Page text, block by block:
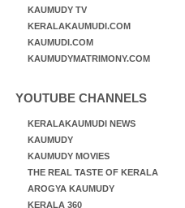
KAUMUDY TV
KERALAKAUMUDI.COM
KAUMUDI.COM
KAUMUDYMATRIMONY.COM
YOUTUBE CHANNELS
KERALAKAUMUDI NEWS
KAUMUDY
KAUMUDY MOVIES
THE REAL TASTE OF KERALA
AROGYA KAUMUDY
KERALA 360